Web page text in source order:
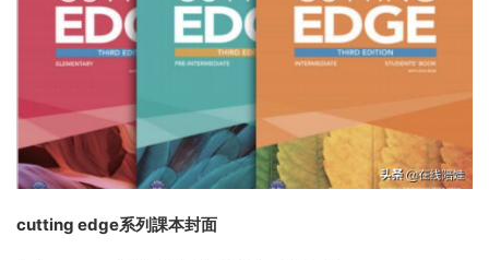
cutting edge系列課本封面